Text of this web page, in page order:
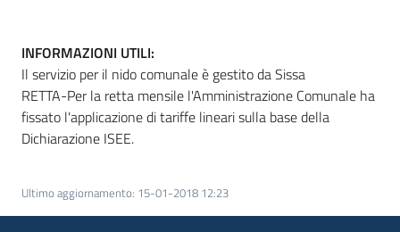
INFORMAZIONI UTILI:
Il servizio per il nido comunale è gestito da Sissa
RETTA-Per la retta mensile l'Amministrazione Comunale ha
fissato l'applicazione di tariffe lineari sulla base della
Dichiarazione ISEE.
Ultimo aggiornamento: 15-01-2018 12:23